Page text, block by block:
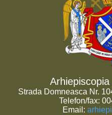
Strada Domneasca Nr.
Telefon/fax:
Email: